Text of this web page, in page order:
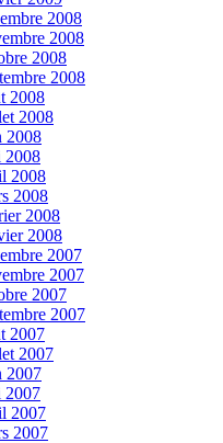
2008
2008
2008
2008
2008
2008
2008
2008
2008
2008
2008
2008
2007
2007
2007
2007
2007
2007
2007
2007
2007
2007